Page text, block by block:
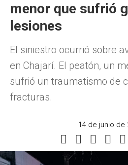
menor que sufrió
lesiones
El siniestro ocurrió sobre
en Chajarí. El peatón, un
sufrió un traumatismo de
fracturas.
14 de junio de